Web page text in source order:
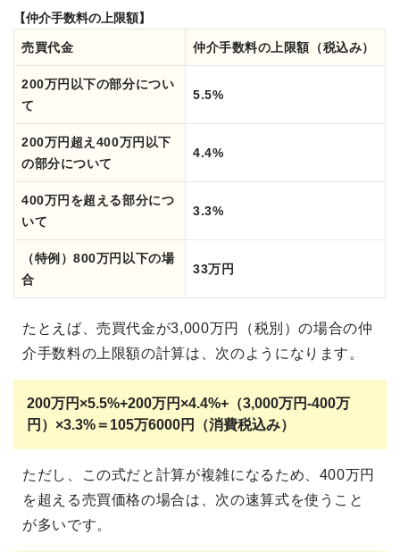
【仲介手数料の上限額】
売買代金 仲介手数料の上限額（税込み）
200万円以下の部分につい
て
5.5%
200万円超え400万円以下
の部分について
4.4%
400万円を超える部分につ
いて
3.3%
（特例）800万円以下の場
合
33万円
たとえば、売買代金が3,000万円（税別）の場合の仲
介手数料の上限額の計算は、次のようになります。
200万円×5.5%+200万円×4.4%+（3,000万円-400万
円）×3.3%＝105万6000円（消費税込み）
ただし、この式だと計算が複雑になるため、400万円
を超える売買価格の場合は、次の速算式を使うこと
が多いです。